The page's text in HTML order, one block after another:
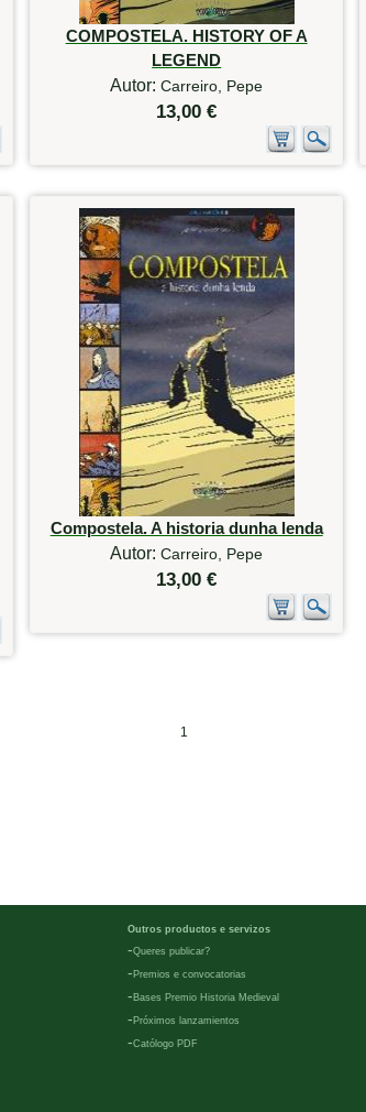
COMPOSTELA. HISTORY OF A
LEGEND
Autor:Carreiro, Pepe
13,00 €
Compostela. A historia dunha lenda
Autor:Carreiro, Pepe
13,00 €
1
Outros productos e servizos
-Queres publicar?
- Premios e convocatorias
- Bases Premio Historia Medieval
- Próximos lanzamientos
-Católogo PDF